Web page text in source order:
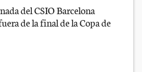
del CSIO Barcelona
de la final de la Copa de